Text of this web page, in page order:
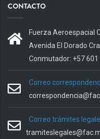
CONTACTO
Fuerza Aeroespacial
Avenida El Dorado
Conmutador: +57
Correo
Correo trámites